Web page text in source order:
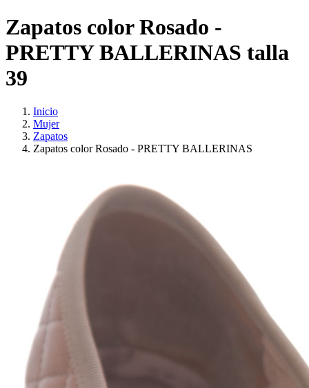
Zapatos color Rosado -
PRETTY BALLERINAS talla
39
Inicio
Mujer
Zapatos
Zapatos color Rosado - PRETTY BALLERINAS